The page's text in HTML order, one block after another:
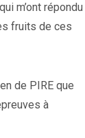
m’ont répondu
fruits de ces
de PIRE que
à